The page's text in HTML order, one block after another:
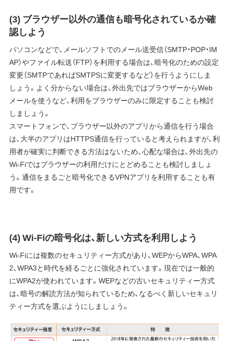
(3) ブラウザー以外の通信も暗号化されているか確
認しよう
パソコンなどで、メールソフトでのメール送受信（SMTP・POP・IM
AP）やファイル転送（FTP）を利用する場合は、暗号化のための設定
変更（SMTPであればSMTPSに変更するなど）を行うようにしま
しょう。よく分からない場合は、外出先ではブラウザーからWeb
メールを使うなど、利用をブラウザーのみに限定することも検討
しましょう。
スマートフォンで、ブラウザー以外のアプリから通信を行う場合
は、大半のアプリはHTTPS通信を行っていると考えられますが、利
用者が確実に判断できる方法はないため、心配な場合は、外出先の
Wi-Fiではブラウザーの利用だけにとどめることも検討しましょ
う。通信をまるごと暗号化できるVPNアプリを利用することも有
用です。
(4) Wi-Fiの暗号化は、新しい方式を利用しよう
Wi-Fiには複数のセキュリティー方式があり、WEPからWPA、WPA
2、WPA3と時代を経るごとに強化されています。現在では一般的
にWPA2が使われています。WEPなどの古いセキュリティー方式
は、暗号の解読方法が知られているため、なるべく新しいセキュリ
ティー方式を選ぶようにしましょう。